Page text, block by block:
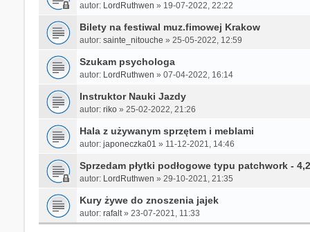
autor: LordRuthwen » 19-07-2022, 22:22
Bilety na festiwal muz.fimowej Krakow
autor: sainte_nitouche » 25-05-2022, 12:59
Szukam psychologa
autor: LordRuthwen » 07-04-2022, 16:14
Instruktor Nauki Jazdy
autor: riko» 25-02-2022, 21:26
Hala z używanym sprzętem i meblami
autor: japoneczka01 » 11-12-2021, 14:46
Sprzedam płytki podłogowe typu patchwork -
autor: LordRuthwen » 29-10-2021, 21:35
Kury żywe do znoszenia jajek
autor: rafalt» 23-07-2021, 11:33